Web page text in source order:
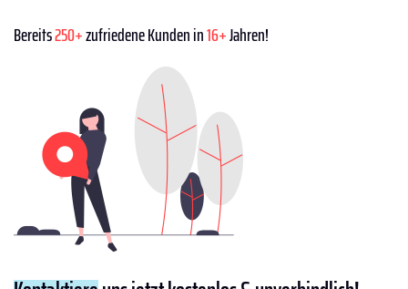
Bereits250+zufriedene Kunden in16+Jahren!